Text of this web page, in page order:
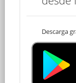
100
Descarga